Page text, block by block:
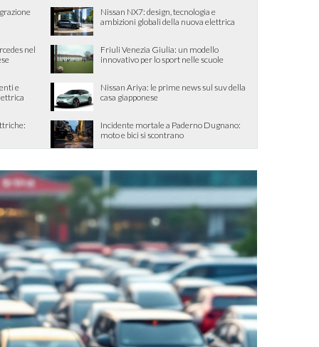
Nissan NX7: design, tecnologia e
ambizioni globali della nuova elettrica
nel
Friuli Venezia Giulia: un modello
innovativo per lo sport nelle scuole
e
Nissan Ariya: le prime news sul suv della
casa giapponese
Incidente mortale a Paderno Dugnano:
moto e bici si scontrano